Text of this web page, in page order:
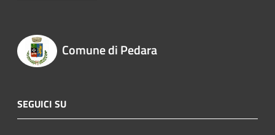
Comune di Pedara
SEGUICI SU